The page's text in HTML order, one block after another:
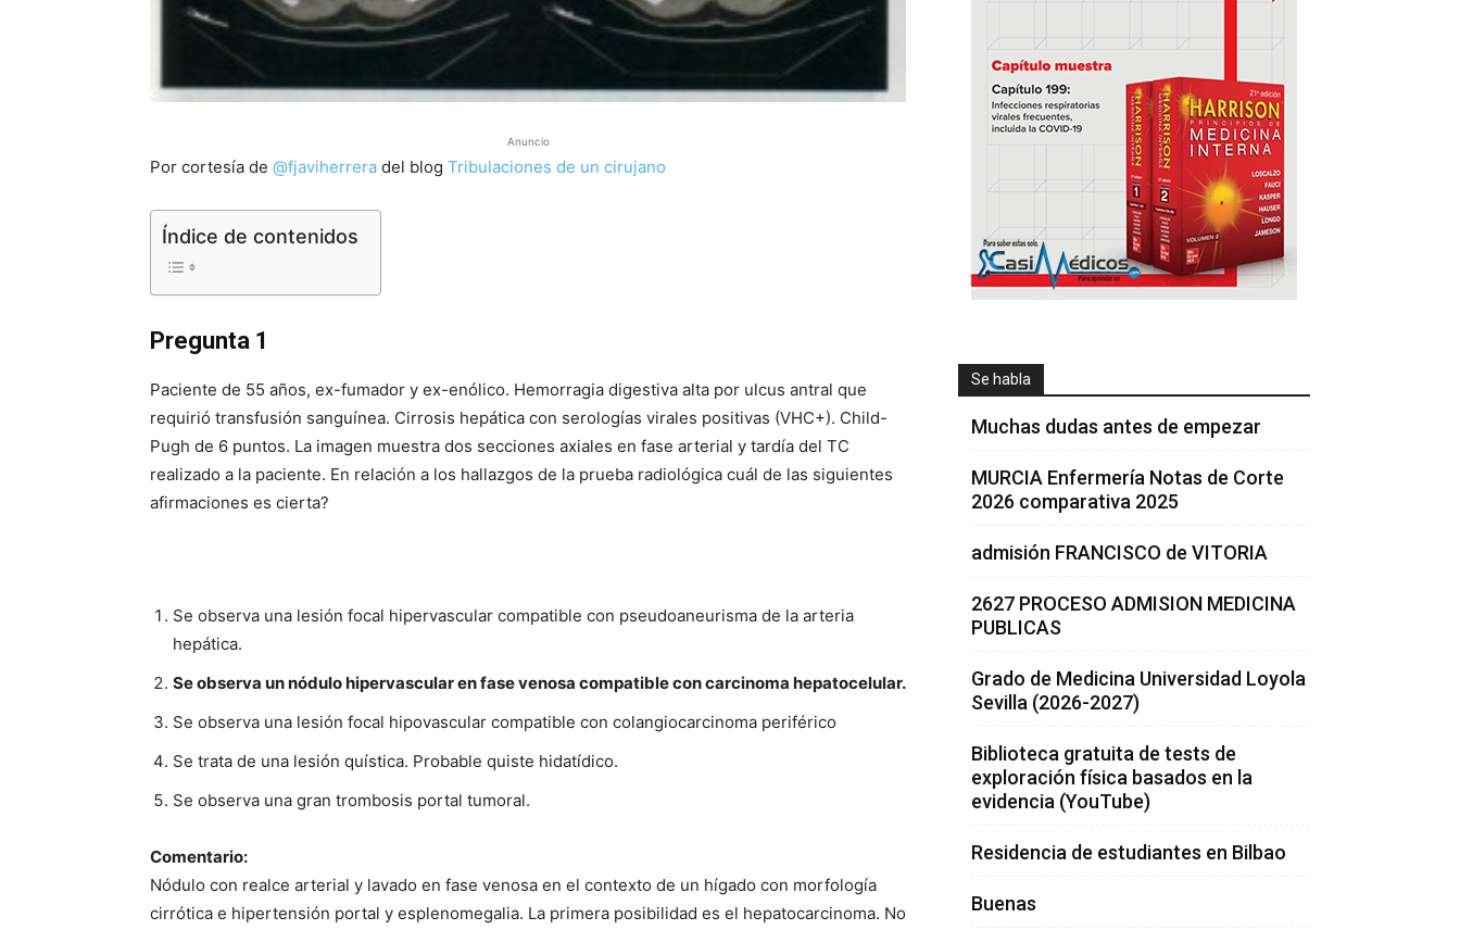
Anuncio
Por cortesía de @fjaviherrera del blog Tribulaciones de un cirujano
Índice de contenidos
Pregunta 1
Paciente de 55 años, ex-fumador y ex-enólico. Hemorragia digestiva alta por ulcus antral que
requirió transfusión sanguínea. Cirrosis hepática con serologías virales positivas (VHC+). Child-
Pugh de 6 puntos. La imagen muestra dos secciones axiales en fase arterial y tardía del TC
realizado a la paciente. En relación a los hallazgos de la prueba radiológica cuál de las siguientes
afirmaciones es cierta?
Se observa una lesión focal hipervascular compatible con pseudoaneurisma de la arteria
hepática.
Se observa un nódulo hipervascular en fase venosa compatible con carcinoma hepatocelular.
Se observa una lesión focal hipovascular compatible con colangiocarcinoma periférico
Se trata de una lesión quística. Probable quiste hidatídico.
Se observa una gran trombosis portal tumoral.
Comentario:
Nódulo con realce arterial y lavado en fase venosa en el contexto de un hígado con morfología
cirrótica e hipertensión portal y esplenomegalia. La primera posibilidad es el hepatocarcinoma. No
Se habla
Muchas dudas antes de empezar
MURCIA Enfermería Notas de Corte
2026 comparativa 2025
admisión FRANCISCO de VITORIA
2627 PROCESO ADMISION MEDICINA
PUBLICAS
Grado de Medicina Universidad Loyola
Sevilla (2026-2027)
Biblioteca gratuita de tests de
exploración física basados en la
evidencia (YouTube)
Residencia de estudiantes en Bilbao
Buenas